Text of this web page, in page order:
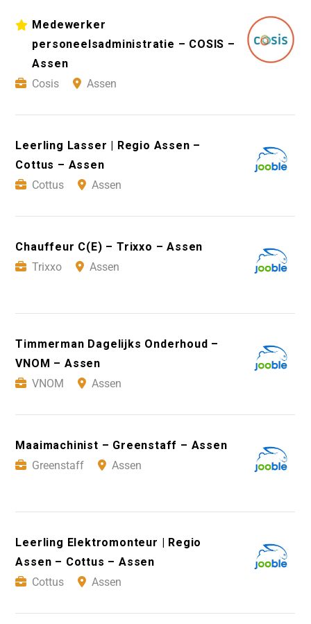
Medewerker
personeelsadministratie – COSIS –
Assen
Cosis
Assen
Leerling Lasser | Regio Assen –
Cottus – Assen
Cottus
Assen
Chauffeur C(E) – Trixxo – Assen
Trixxo
Assen
Timmerman Dagelijks Onderhoud –
VNOM – Assen
VNOM
Assen
Maaimachinist – Greenstaff – Assen
Greenstaff
Assen
Leerling Elektromonteur | Regio
Assen – Cottus – Assen
Cottus
Assen